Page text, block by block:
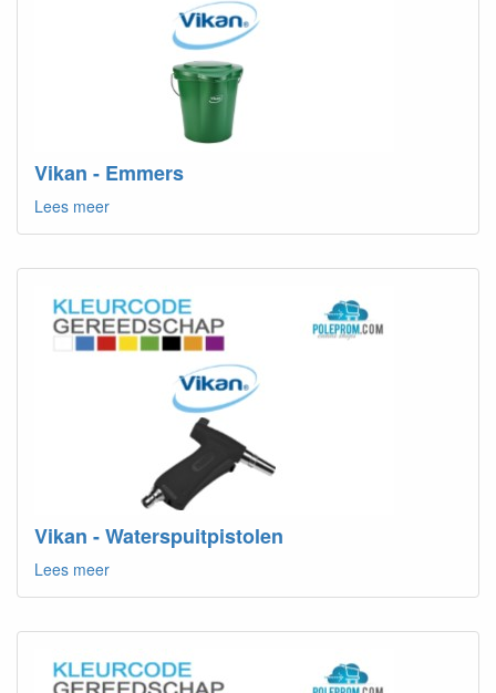
Vikan - Emmers
Lees meer
Vikan - Waterspuitpistolen
Lees meer